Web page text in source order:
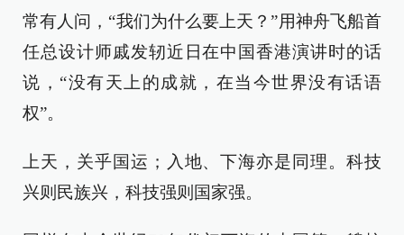
常有人问，“我们为什么要上天？”用神舟飞船首
任总设计师戚发轫近日在中国香港演讲时的话
说，“没有天上的成就，在当今世界没有话语
权”。
上天，关乎国运；入地、下海亦是同理。科技
兴则民族兴，科技强则国家强。